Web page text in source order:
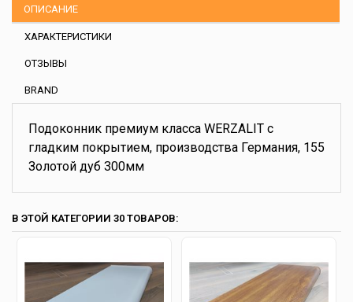
ОПИСАНИЕ
ХАРАКТЕРИСТИКИ
ОТЗЫВЫ
BRAND
Подоконник премиум класса WERZALIT с
гладким покрытием, производства Германия, 155
Золотой дуб 300мм
В ЭТОЙ КАТЕГОРИИ 30 ТОВАРОВ: